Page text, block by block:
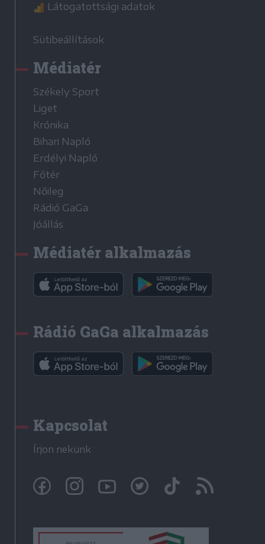
Látogatottsági adatok
Sütibeállítások
Médiatér
Székely Sport
Liget
Krónika
Bihari Napló
Erdélyi Napló
Főtér
Nőileg
Rádió GaGa
Jóállás
Médiatér alkalmazás
Rádió GaGa alkalmazás
Kapcsolat
Írjon nekünk